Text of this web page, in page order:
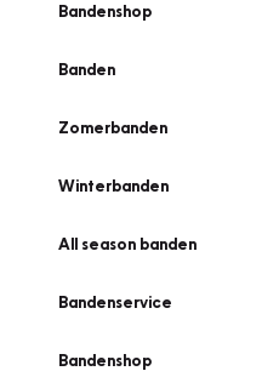
Bandenshop
Banden
Zomerbanden
Winterbanden
All season banden
Bandenservice
Bandenshop